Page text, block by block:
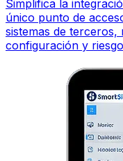
Simplifica la
único punto de
sistemas de terceros,
configuración y